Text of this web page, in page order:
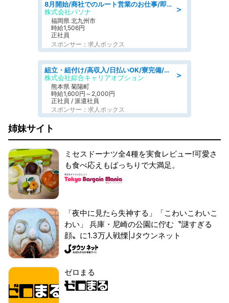
＞
8月開始/商社でのルート営業のお仕事/即日勤務可/車通勤可/営業
株式会社パソナ
福岡県 北九州市
時給1,506円
正社員
スポンサー：求人ボックス
＞
組立・組付け/高収入/日払いOK/寮完備/交替制/20・30・40代活躍中
株式会社綜合キャリアオプション
熊本県 菊陽町
時給1,600円～2,000円
正社員 / 派遣社員
スポンサー：求人ボックス
姉妹サイト
ミセスドーナツ全4種を実食レビュー!可愛さ
も食べ応えもばっちりで大満足。
「夜中に見たら失神する」「こわいこわいこ
わい」 兵庫・尼崎の公園に佇む〝謎すぎる
顔〟に1.3万人戦慄|Jタウンネット
ゼロまる